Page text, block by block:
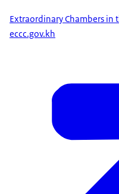
Extraordinary Chambers in
eccc.gov.kh